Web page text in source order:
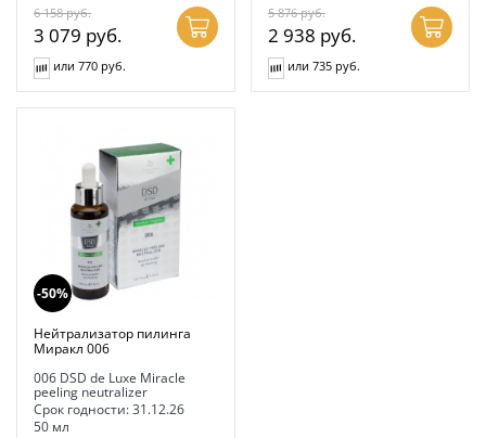
6 158руб.
3 079 руб.
или 770 руб.
5 876руб.
2 938 руб.
или 735 руб.
-50%
Нейтрализатор пилинга
Миракл 006
006 DSD de Luxe Miracle
peeling neutralizer
Срок годности: 31.12.26
50 мл